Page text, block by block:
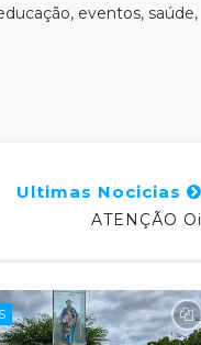
eventos, saúde,
Ultimas Nocicias
ATENÇÃO Oi